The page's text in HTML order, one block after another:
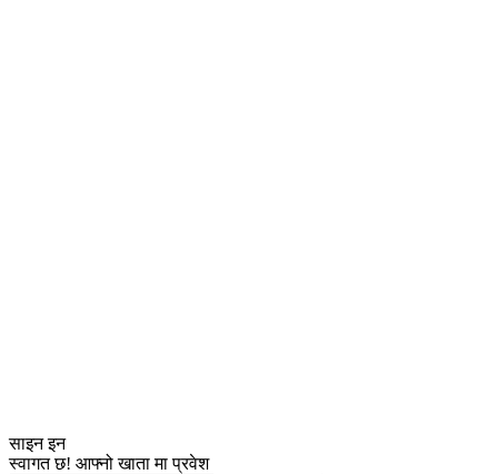
साइन इन
स्वागत छ! आफ्नो खाता मा प्रवेश